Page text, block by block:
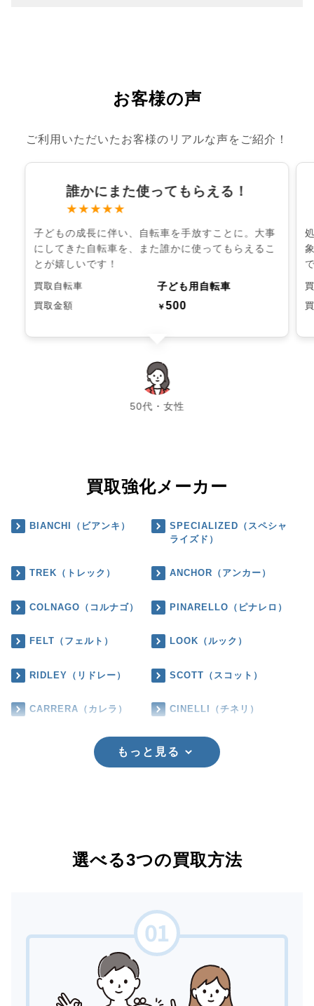
お客様の声
ご利用いただいたお客様のリアルな声をご紹介！
誰かにまた使ってもらえる！
★★★★★
子どもの成長に伴い、自転車を手放すことに。大事
にしてきた自転車を、また誰かに使ってもらえるこ
とが嬉しいです！
買取自転車 子ども用自転車
買取金額 ￥500
50代・女性
chevron_left chevron_right
買取強化メーカー
BIANCHI（ビアンキ）
SPECIALIZED（スペシャ
ライズド）
TREK（トレック） ANCHOR（アンカー）
COLNAGO（コルナゴ） PINARELLO（ピナレロ）
FELT（フェルト） LOOK（ルック）
RIDLEY（リドレー） SCOTT（スコット）
CARRERA（カレラ） CINELLI（チネリ）
もっと見る
選べる3つの買取方法